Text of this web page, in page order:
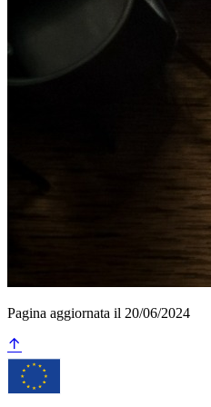
Pagina aggiornata il 20/06/2024